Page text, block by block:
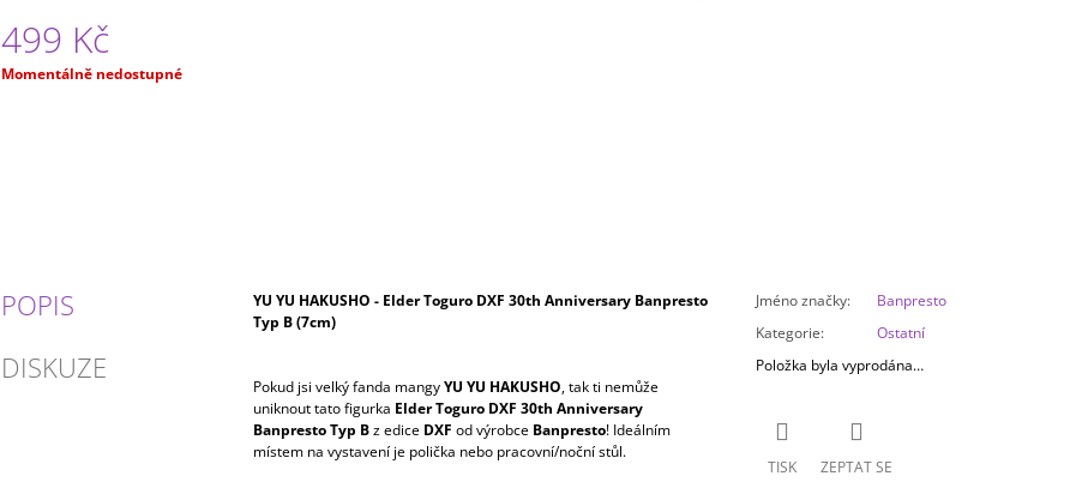
499 Kč
Měrná
Momentálně nedostupné
POPIS
DISKUZE
YU YU HAKUSHO - Elder Toguro DXF 30th Anniversary Banpresto
Typ B (7cm)
Pokud jsi velký fanda mangyYU YU HAKUSHO, tak ti nemůže
uniknout tato figurka Elder Toguro DXF 30th Anniversary
Banpresto Typ Bz edice DXF od výrobce Banpresto! Ideálním
místem na vystavení je polička nebo pracovní/noční stůl.
Jméno značky:
Banpresto
Kategorie:
Ostatní
Položka byla vyprodána…
TISK ZEPTAT SE